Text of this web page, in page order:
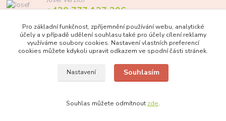
+420 777 137 206
info@prozdraviaradost.cz
Pro základní funkčnost, zpříjemnění používání webu, analytické
účely a v případě udělení souhlasu také pro účely cílení reklamy
využíváme soubory cookies. Nastavení vlastních preferencí
cookies můžete kdykoli upravit odkazem ve spodní části stránek.
Nastavení Souhlasím
Souhlas můžete odmítnout zde.